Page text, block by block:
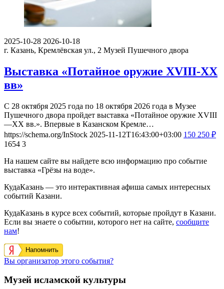
2025-10-28 2026-10-18
г. Казань, Кремлёвская ул., 2 Музей Пушечного двора
Выставка «Потайное оружие XVIII-XX
вв»
С 28 октября 2025 года по 18 октября 2026 года в Музее
Пушечного двора пройдет выставка «Потайное оружие XVIII
—XX вв.». Впервые в Казанском Кремле…
https://schema.org/InStock 2025-11-12T16:43:00+03:00 150 250 ₽
1654 3
На нашем сайте вы найдете всю информацию про событие
выставка «Грёзы на воде».
КудаКазань — это интерактивная афиша самых интересных
событий Казани.
КудаКазань в курсе всех событий, которые пройдут в Казани.
Если вы знаете о событии, которого нет на сайте, сообщите
нам!
Напомнить
Вы организатор этого события?
Музей исламской культуры